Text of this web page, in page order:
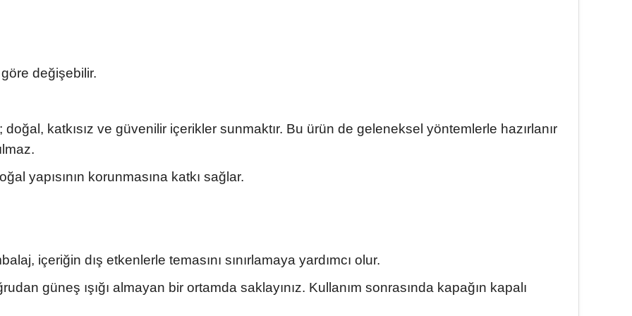
değişebilir.
katkısız ve güvenilir içerikler sunmaktır. Bu ürün de geleneksel yöntemlerle hazırlanır
yapısının korunmasına katkı sağlar.
içeriğin dış etkenlerle temasını sınırlamaya yardımcı olur.
güneş ışığı almayan bir ortamda saklayınız. Kullanım sonrasında kapağın kapalı